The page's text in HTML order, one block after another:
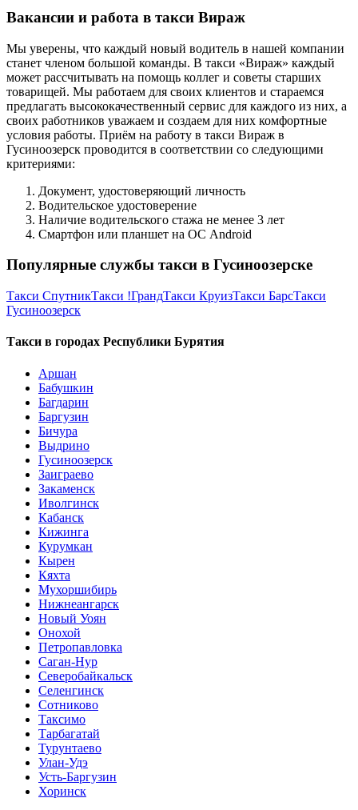
Вакансии и работа в такси Вираж
Мы уверены, что каждый новый водитель в нашей компании
станет членом большой команды. В такси «Вираж» каждый
может рассчитывать на помощь коллег и советы старших
товарищей. Мы работаем для своих клиентов и стараемся
предлагать высококачественный сервис для каждого из них, а
своих работников уважаем и создаем для них комфортные
условия работы. Приём на работу в такси Вираж в
Гусиноозерск проводится в соответствии со следующими
критериями:
Документ, удостоверяющий личность
Водительское удостоверение
Наличие водительского стажа не менее 3 лет
Смартфон или планшет на ОС Android
Популярные службы такси в Гусиноозерске
Такси СпутникТакси !ГрандТакси КруизТакси БарсТакси
Гусиноозерск
Такси в городах Республики Бурятия
Аршан
Бабушкин
Багдарин
Баргузин
Бичура
Выдрино
Гусиноозерск
Заиграево
Закаменск
Иволгинск
Кабанск
Кижинга
Курумкан
Кырен
Кяхта
Мухоршибирь
Нижнеангарск
Новый Уоян
Онохой
Петропавловка
Саган-Нур
Северобайкальск
Селенгинск
Сотниково
Таксимо
Тарбагатай
Турунтаево
Улан-Удэ
Усть-Баргузин
Хоринск